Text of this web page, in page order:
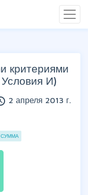
критериями
И)
2 апреля 2013 г.
СУММА